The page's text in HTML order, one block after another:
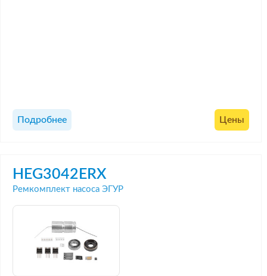
Подробнее Цены
HEG3042ERX
Ремкомплект насоса ЭГУР